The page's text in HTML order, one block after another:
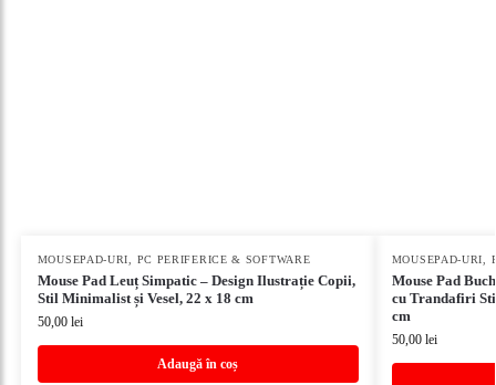
MOUSEPAD-URI PC PERIFERICE & SOFTWARE
Mouse Pad Leuț Simpatic – Design Ilustrație Copii,
Stil Minimalist și Vesel, 22 x 18 cm
50,00 lei
Adaugă în coș
MOUSEPAD-URI
Mouse Pad
cu Trandafiri
cm
50,00 lei